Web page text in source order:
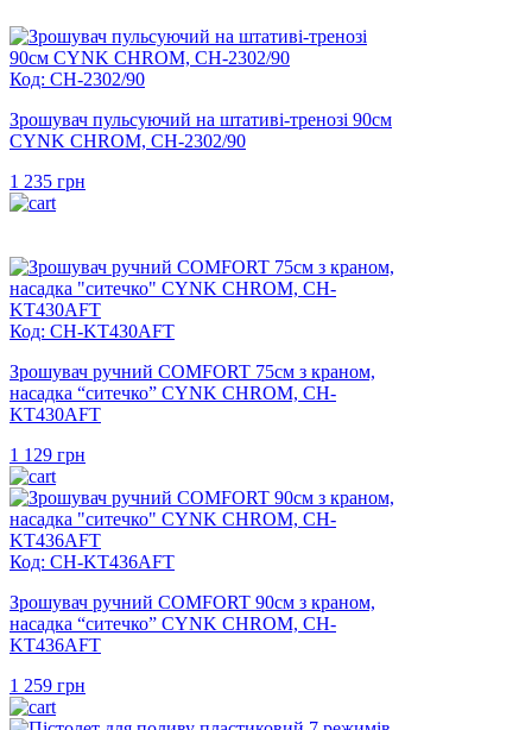
Код: CH-2302/90
Зрошувач пульсуючий на штативі-тренозі 90см
CYNK CHROM, CH-2302/90
1 235 грн
Код: CH-KT430AFT
Зрошувач ручний COMFORT 75см з краном,
насадка “ситечко” CYNK CHROM, CH-
KT430AFT
1 129 грн
Код: CH-KT436AFT
Зрошувач ручний COMFORT 90см з краном,
насадка “ситечко” CYNK CHROM, CH-
KT436AFT
1 259 грн